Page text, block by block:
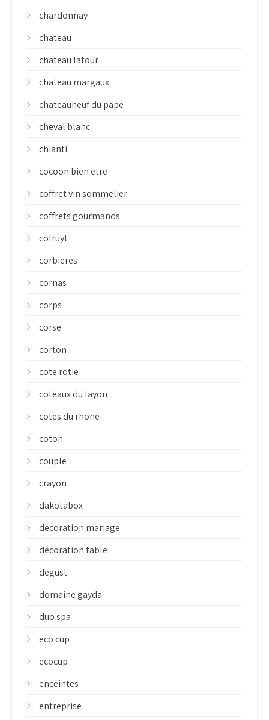
chardonnay
chateau
chateau latour
chateau margaux
chateauneuf du pape
cheval blanc
chianti
cocoon bien etre
coffret vin sommelier
coffrets gourmands
colruyt
corbieres
cornas
corps
corse
corton
cote rotie
coteaux du layon
cotes du rhone
coton
couple
crayon
dakotabox
decoration mariage
decoration table
degust
domaine gayda
duo spa
eco cup
ecocup
enceintes
entreprise